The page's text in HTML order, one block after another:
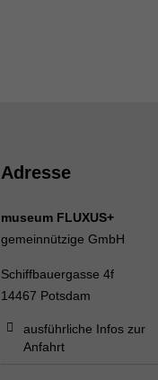
Adresse
museum FLUXUS+
gemeinnützige GmbH
Schiffbauergasse 4f
14467 Potsdam
ausführliche Infos zur
Anfahrt